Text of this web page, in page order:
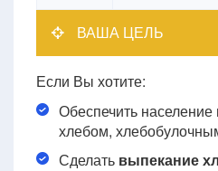
ВАША ЦЕЛЬ
Если Вы хотите:
Обеспечить
хлебом,
Сделать выпекание